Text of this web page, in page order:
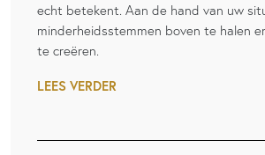
echt betekent. Aan de hand van uw
minderheidsstemmen boven te halen
te creëren.
LEES VERDER